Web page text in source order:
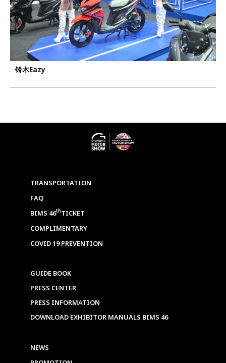
铃木Eazy
TRANSPORTATION
FAQ
BIMS 46thTICKET
COMPLIMENTARY
COVID 19 PREVENTION
GUIDE BOOK
PRESS CENTER
PRESS INFORMATION
DOWNLOAD EXHIBITOR MANUALS BIMS 46
NEWS